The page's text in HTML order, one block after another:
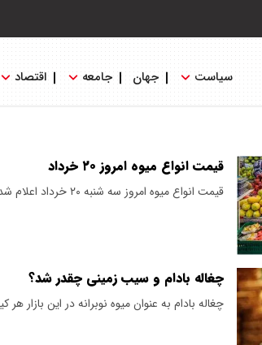
سیاست جهان جامعه اقتصاد
قیمت انواع میوه امروز ۲۰ خرداد
قیمت انواع میوه امروز سه شنبه ۲۰ خرداد اعلام شد.
چغاله بادام و سیب زمینی چقدر شد؟
چغاله بادام به عنوان میوه نوبرانه در این بازار هر کیلو گرم ۳۹۵ هزار تومان